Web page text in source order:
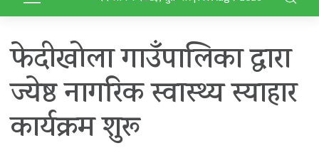
फेदीखोला गाउँपालिका द्वारा
ज्येष्ठ नागरिक स्वास्थ्य स्याहार
कार्यक्रम शुरू